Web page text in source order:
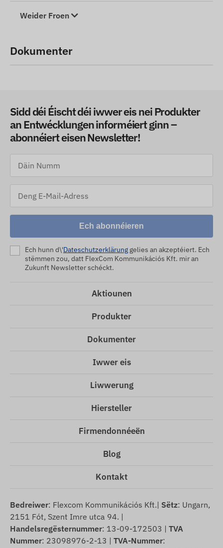
Weider Froen
Dokumenter
Sidd déi Éischt déi iwwer eis nei Produkter
an Entwécklungen informéiert ginn –
abonnéiert eisen Newsletter!
Ech abonnéieren
Ech hunn d\'Dateschutzerklärung gelies an akzeptéiert. Ech
stëmmen zou, datt FlexCom Kommunikációs Kft. mir an
Zukunft Newsletter schéckt.
Aktiounen
Produkter
Dokumenter
Iwwer eis
Liwwerung
Hiersteller
Firmendonnéeën
Blog
Kontakt
Bedreiwer: Flexcom Kommunikációs Kft.| Sëtz: Ungarn,
2151 Fót, Szent Imre utca 94. |
Handelsregësternummer: 13-09-172503 | TVA
Nummer: 23098976-2-13 | TVA-Nummer: